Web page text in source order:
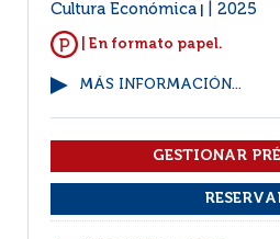
Cultura Económica
2025
| En formato papel.
MÁS INFORMACIÓN...